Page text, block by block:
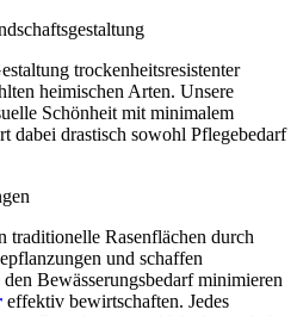
trockenheitsresistenter
heimischen Arten. Unsere
Schönheit mit minimalem
dabei drastisch sowohl Pflegebedarf
traditionelle Rasenflächen durch
und schaffen
Bewässerungsbedarf minimieren
effektiv bewirtschaften. Jedes